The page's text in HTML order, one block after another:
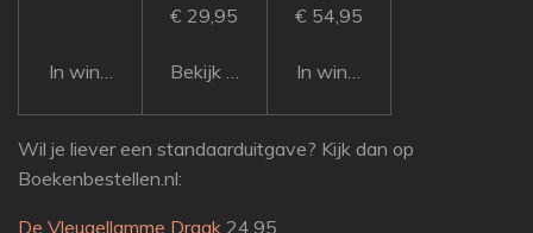
In winkelwagen
€ 29,95
Bekijk details
€ 54,95
In winkelwagen
Wil je liever een standaarduitgave? Kijk dan op
Boekenbestellen.nl:
De Vleugellamme Draak 24,95